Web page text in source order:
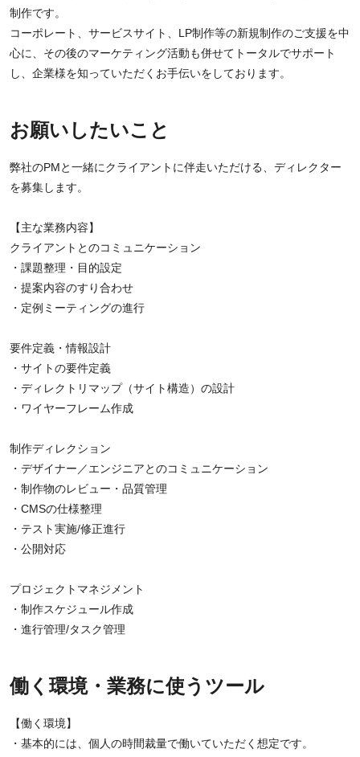
制作です。
コーポレート、サービスサイト、LP制作等の新規制作のご支援を中
心に、その後のマーケティング活動も併せてトータルでサポート
し、企業様を知っていただくお手伝いをしております。
お願いしたいこと
弊社のPMと一緒にクライアントに伴走いただける、ディレクター
を募集します。
【主な業務内容】
クライアントとのコミュニケーション
・課題整理・目的設定
・提案内容のすり合わせ
・定例ミーティングの進行
要件定義・情報設計
・サイトの要件定義
・ディレクトリマップ（サイト構造）の設計
・ワイヤーフレーム作成
制作ディレクション
・デザイナー／エンジニアとのコミュニケーション
・制作物のレビュー・品質管理
・CMSの仕様整理
・テスト実施/修正進行
・公開対応
プロジェクトマネジメント
・制作スケジュール作成
・進行管理/タスク管理
働く環境・業務に使うツール
【働く環境】
・基本的には、個人の時間裁量で働いていただく想定です。